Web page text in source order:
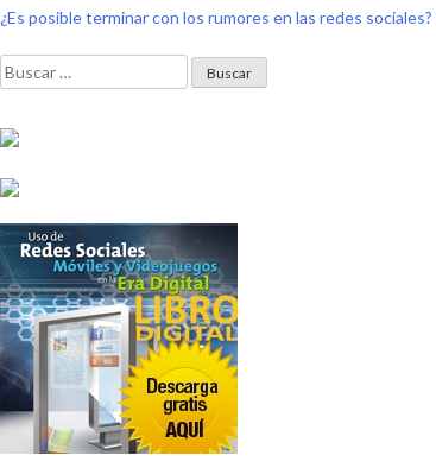
Navegación
de
¿Es posible terminar con los rumores en las redes sociales?
Buscar: